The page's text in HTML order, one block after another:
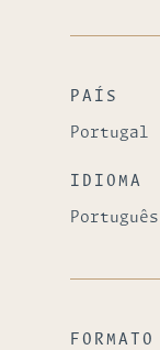
PAÍS
Portugal
IDIOMA
Português
FORMATO